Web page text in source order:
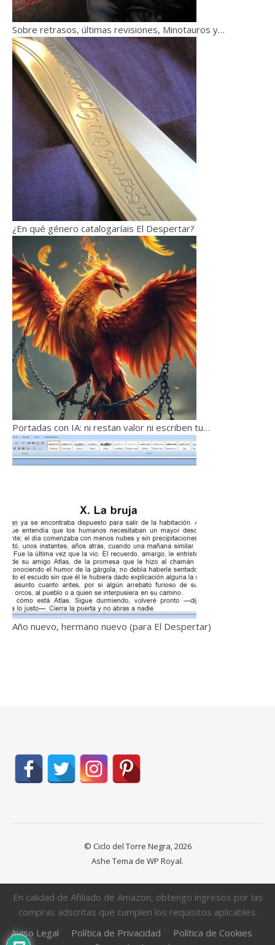
Sobre retrasos, últimas revisiones, Minotauros y…
¿En qué género catalogaríais El Despertar?
Portadas con IA: ni restan valor ni escriben tu…
Año nuevo, hermano nuevo (para El Despertar)
© Ciclo del Torre Negra, 2026
Ashe Tema de WP Royal.
En calidad de Afiliado de Amazon, obtengo ingresos por las
compras adscritas que cumplen los requisitos aplicables.
Aviso Legal
Política de Privacidad
Política de Cookies